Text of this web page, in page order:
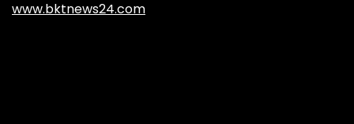
www.bktnews24.com